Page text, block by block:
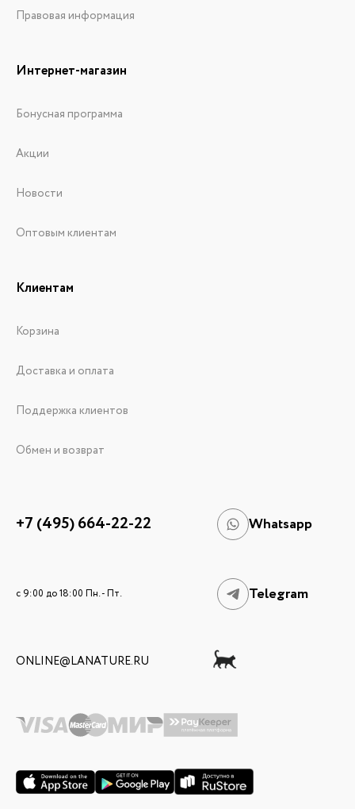
Правовая информация
Интернет-магазин
Бонусная программа
Акции
Новости
Оптовым клиентам
Клиентам
Корзина
Доставка и оплата
Поддержка клиентов
Обмен и возврат
+7 (495) 664-22-22 Whatsapp
c 9:00 до 18:00 Пн. - Пт. Telegram
ONLINE@LANATURE.RU